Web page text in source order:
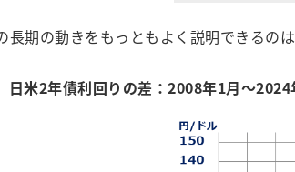
期の動きをもっともよく説明できるのは
日米2年債利回りの差：2008年1月～2024